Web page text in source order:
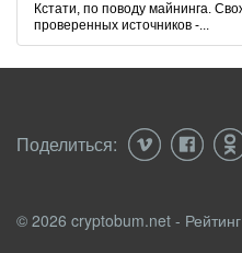
Кстати, по поводу майнинга.
проверенных источников -...
Поделиться:
© 2026 cryptobum.net -